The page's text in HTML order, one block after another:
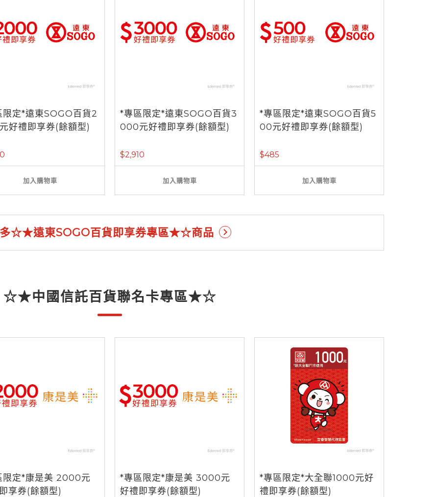
限定*遠東SOGO百貨2
好禮即享券(餘額型)
加入購物車
*專區限定*遠東SOGO百貨3
000元好禮即享券(餘額型)
$2,910
加入購物車
*專區限定*遠東SOGO百貨5
00元好禮即享券(餘額型)
$485
加入購物車
☆★遠東SOGO百貨即享券專區★☆商品
☆★中國信託百貨聯名卡專區★☆
限定*康是美 2000元
享券(餘額型)
*專區限定*康是美 3000元
好禮即享券(餘額型)
*專區限定*大全聯1000元好
禮即享券(餘額型)